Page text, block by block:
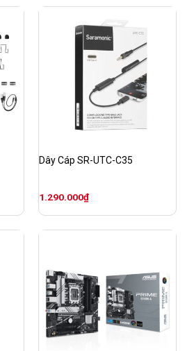
Dây Cáp SR-UTC-C35
1.290.000₫